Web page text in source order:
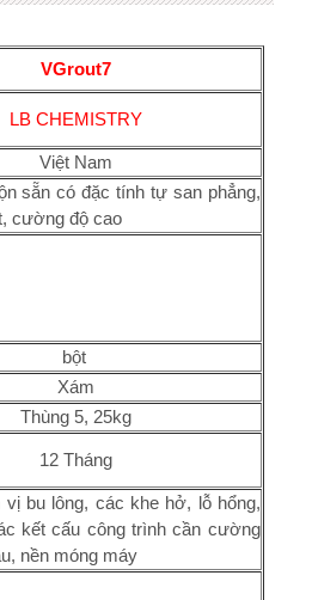
VGrout7
LB CHEMISTRY
Việt Nam
sẵn có đặc tính tự san phẳng,
cường độ cao
bột
Xám
Thùng 5, 25kg
12 Tháng
vị bu lông, các khe hở, lỗ hổng,
kết cấu công trình cần cường
nền móng máy